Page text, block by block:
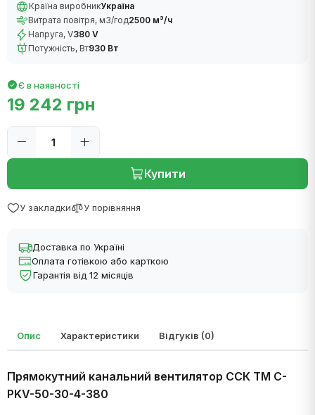
Країна виробникУкраїна
Витрата повітря, м3/год2500 м³/ч
Напруга, V380 V
Потужність, Вт930 Вт
Є в наявності
19 242 грн
Купити
У закладки У порівняння
Доставка по Україні
Оплата готівкою або карткою
Гарантія від 12 місяців
Опис Характеристики Відгуків (0)
Прямокутний канальний вентилятор ССК ТМ C-
PKV-50-30-4-380